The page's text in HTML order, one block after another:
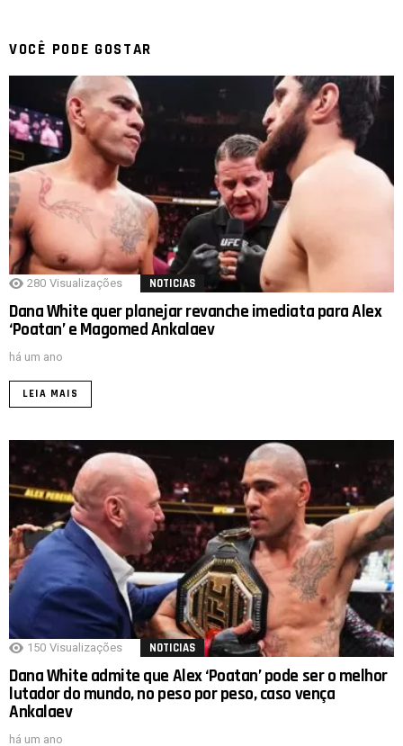
VOCÊ PODE GOSTAR
280 Visualizações NOTICIAS
Dana White quer planejar revanche imediata para Alex
‘Poatan’ e Magomed Ankalaev
há um ano
LEIA MAIS
150 Visualizações NOTICIAS
Dana White admite que Alex ‘Poatan’ pode ser o melhor
lutador do mundo, no peso por peso, caso vença
Ankalaev
há um ano